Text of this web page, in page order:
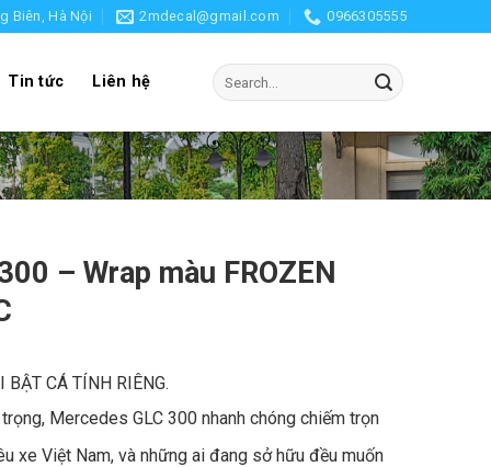
Biên, Hà Nội 2mdecal@gmail.com 0966305555
Tin tức Liên hệ
Search
for:
– Wrap màu FROZEN
BẬT CÁ TÍNH RIÊNG.
Mercedes GLC 300 nhanh chóng chiếm trọn
xe Việt Nam, và những ai đang sở hữu đều muốn